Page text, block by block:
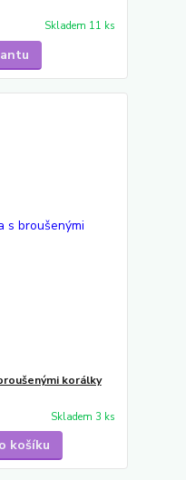
Skladem 11 ks
korálky
Skladem 3 ks
košíku